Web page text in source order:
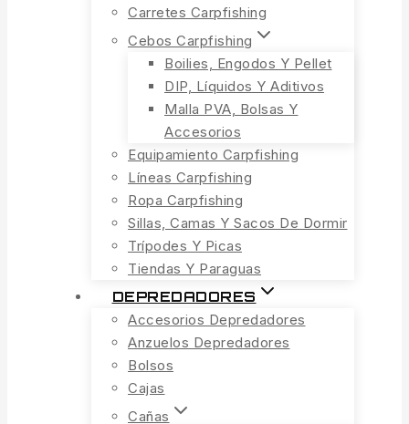
Carretes Carpfishing
Cebos Carpfishing
Boilies, Engodos Y Pellet
DIP, Líquidos Y Aditivos
Malla PVA, Bolsas Y
Accesorios
Equipamiento Carpfishing
Líneas Carpfishing
Ropa Carpfishing
Sillas, Camas Y Sacos De Dormir
Trípodes Y Picas
Tiendas Y Paraguas
DEPREDADORES
Accesorios Depredadores
Anzuelos Depredadores
Bolsos
Cajas
Cañas